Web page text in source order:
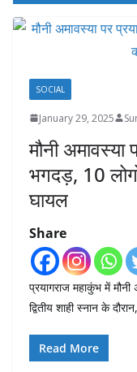
SOCIAL
January 29, 2025
मौनी
भगदड़, 10
घायल
Share
प्रयागराज महाकुंभ में
द्वितीय शाही स्नान के
Read More